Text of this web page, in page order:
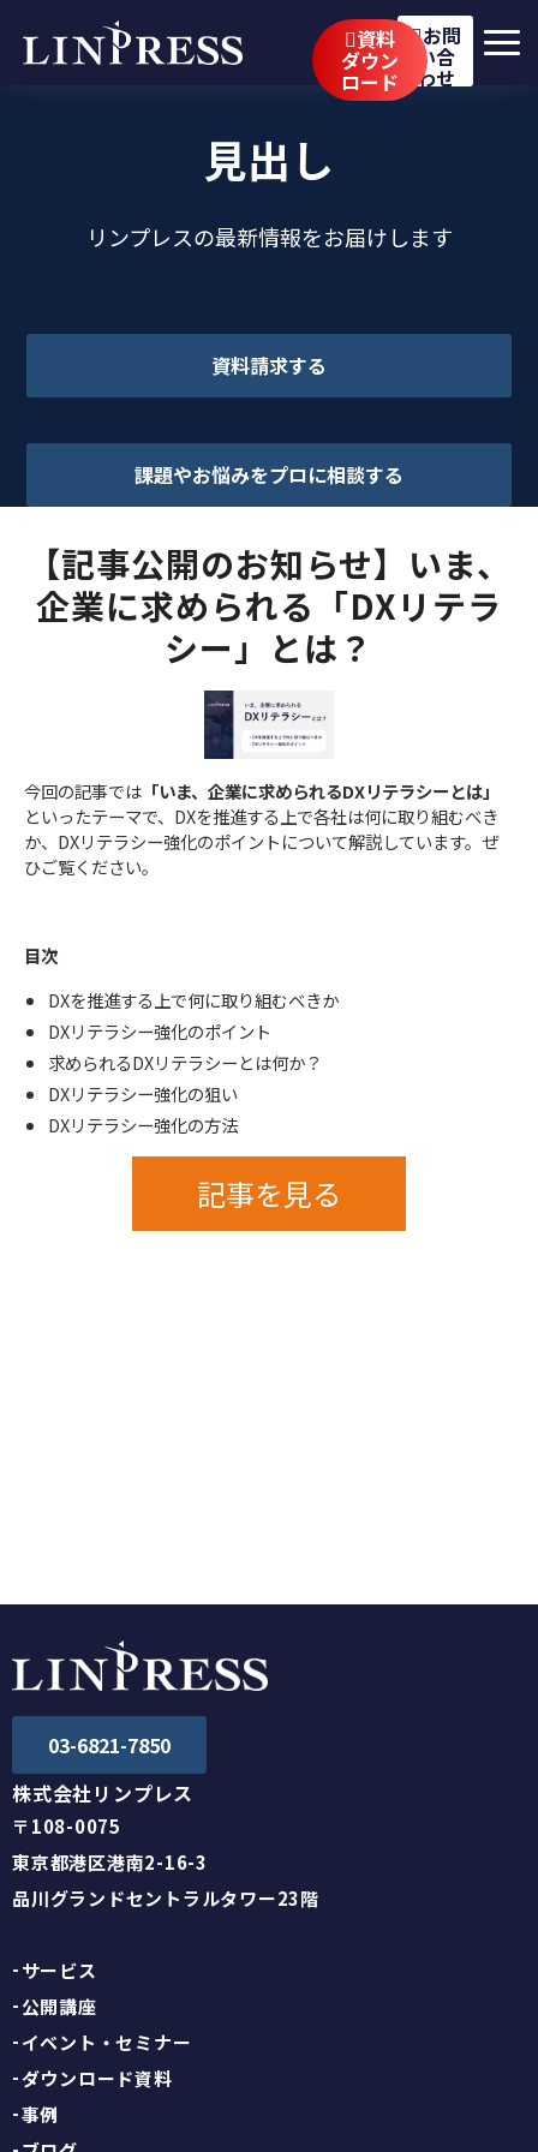
資料
ダウン
ロード
お問
い合
わせ
サービス
事例
ブログ
企業情報
見出し
リンプレスの最新情報をお届けします
資料請求する
課題やお悩みをプロに相談する
【記事公開のお知らせ】いま、
企業に求められる「DXリテラ
シー」とは？
今回の記事では 「いま、企業に求められるDXリテラシーとは」
といったテーマで、DXを推進する上で各社は何に取り組むべき
か、DXリテラシー強化のポイントについて解説しています。​​​​​​ぜ
ひご覧ください。
目次
DXを推進する上で何に取り組むべきか
DXリテラシー強化のポイント
求められるDXリテラシーとは何か？
DXリテラシー強化の狙い
DXリテラシー強化の方法
記事を見る
03-6821-7850
株式会社リンプレス
〒108-0075
東京都港区港南2-16-3
品川グランドセントラルタワー23階
サービス
公開講座
イベント・セミナー
ダウンロード資料
事例